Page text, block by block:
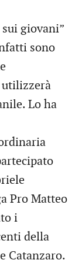
giovani”
sono
utilizzerà
Lo ha
Pro Matteo
i
della
Catanzaro.